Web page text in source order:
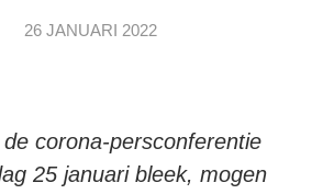
26 JANUARI 2022
corona-persconferentie
25 januari bleek, mogen